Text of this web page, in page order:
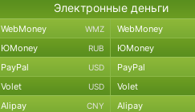
Электронные деньги
WebMoney WMZ WebMoney
ЮMoney RUB ЮMoney
PayPal USD PayPal
Volet USD Volet
Alipay CNY Alipay